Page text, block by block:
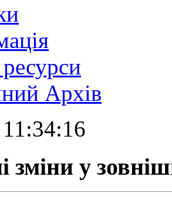
ресурси
Архів
зміни у